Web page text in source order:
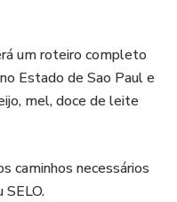
um roteiro completo
Estado de Sao Paul e
mel, doce de leite
caminhos necessários
SELO.